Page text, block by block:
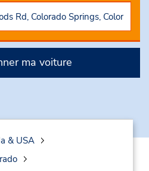
ma voiture
& USA